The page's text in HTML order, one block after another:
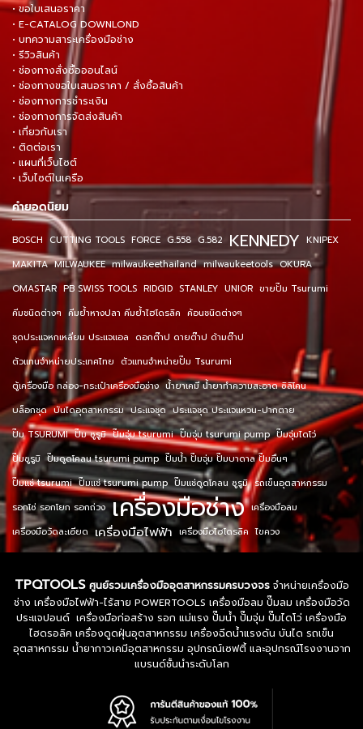
• ขอใบเสนอราคา
• E-CATALOG DOWNLOND
• บทความสาระเครื่องมือช่าง
• รีวิวสินค้า
• ช่องทางสั่งซื้อออนไลน์
• ช่องทางขอใบเสนอราคา / สั่งซื้อสินค้า
• ช่องทางการชำระเงิน
• ช่องทางการจัดส่งสินค้า
• เกี่ยวกับเรา
• ติดต่อเรา
• แผนที่เว็บไซต์
• เว็บไซต์ในเครือ
คำยอดนิยม
BOSCH CUTTING TOOLS FORCE G.558 G.582 KENNEDY KNIPEX
MAKITA MILWAUKEE milwaukeethailand milwaukeetools OKURA
OMASTAR PB SWISS TOOLS RIDGID STANLEY UNIOR ขายปั๊ม Tsurumi
คีมชนิดต่างๆ คีมย้ำหางปลา คีมย้ำไฮโดรลิค ค้อนชนิดต่างๆ
ชุดประแจหกเหลี่ยม ประแจแอล ดอกต๊าป ดายต๊าป ด้ามต๊าป
ตัวแทนจำหน่ายประเทศไทย ตัวแทนจำหน่ายปั๊ม Tsurumi
ตู้เครื่องมือ กล่อง-กระเป๋าเครื่องมือช่าง น้ำยาเคมี น้ำยาทำความสะอาด ซิลิโคน
บล็อกชุด บันไดอุตสาหกรรม ประแจชุด ประแจชุด ประแจแหวน-ปากตาย
ปั๊ม TSURUMI ปั๊ม ซูรูมิ ปั๊มจุ่ม tsurumi ปั๊มจุ่ม tsurumi pump ปั๊มจุ่มไดโว่
ปั๊มซูรูมิ ปั๊มดูดโคลน tsurumi pump ปั๊มน้ำ ปั๊มจุ่ม ปั๊มบาดาล ปั๊มอื่นๆ
ปั๊มแช่ tsurumi ปั๊มแช่ tsurumi pump ปั๊มแช่ดูดโคลน ซูรูมิ รถเข็นอุตสาหกรรม
รอกโซ่ รอกโยก รอกถ่วง เครื่องมือช่าง เครื่องมือลม
เครื่องมือวัดละเอียด เครื่องมือไฟฟ้า เครื่องมือไฮโดรลิค ไขควง
TPQTOOLS ศูนย์รวมเครื่องมืออุตสาหกรรมครบวงจรจำหน่ายเครื่องมือ
ช่าง เครื่องมือไฟฟ้า-ไร้สาย POWERTOOLS เครื่องมือลม ปั๊มลม เครื่องมือวัด
ประแจปอนด์ เครื่องมือก่อสร้าง รอก แม่แรง ปั๊มน้ำ ปั๊มจุ่ม ปั๊มไดโว่ เครื่องมือ
ไฮดรอลิค เครื่องดูดฝุ่นอุตสาหกรรม เครื่องฉีดน้ำแรงดัน บันได รถเข็น
อุตสาหกรรม น้ำยากาวเคมีอุตสาหกรรม อุปกรณ์เซฟตี้ และอุปกรณ์โรงงานจาก
แบรนด์ชั้นนำระดับโลก